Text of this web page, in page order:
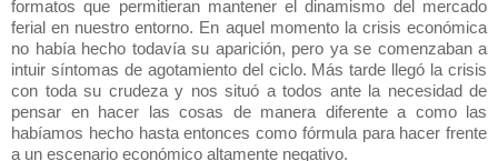
formatos que permitieran mantener el dinamismo del mercado
ferial en nuestro entorno. En aquel momento la crisis económica
no había hecho todavía su aparición, pero ya se comenzaban a
intuir síntomas de agotamiento del ciclo. Más tarde llegó la crisis
con toda su crudeza y nos situó a todos ante la necesidad de
pensar en hacer las cosas de manera diferente a como las
habíamos hecho hasta entonces como fórmula para hacer frente
a un escenario económico altamente negativo.